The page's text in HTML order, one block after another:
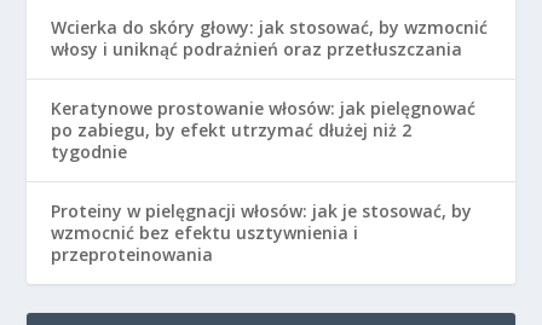
Wcierka do skóry głowy: jak stosować, by wzmocnić
włosy i uniknąć podrażnień oraz przetłuszczania
Keratynowe prostowanie włosów: jak pielęgnować
po zabiegu, by efekt utrzymać dłużej niż 2
tygodnie
Proteiny w pielęgnacji włosów: jak je stosować, by
wzmocnić bez efektu usztywnienia i
przeproteinowania